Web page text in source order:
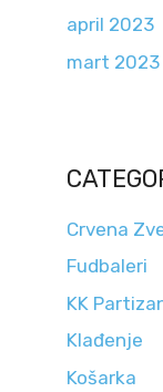
april 2023
mart 2023
Crvena
Fudbaleri
KK
Klađenje
Košarka